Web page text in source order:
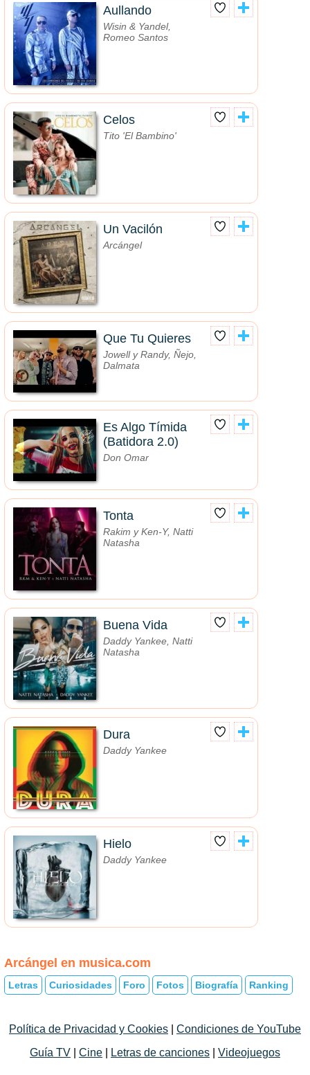
Aullando
Wisin & Yandel,
Romeo Santos
Celos
Tito 'El Bambino'
Un Vacilón
Arcángel
Que Tu Quieres
Jowell y Randy, Ñejo,
Dalmata
Es Algo Tímida
(Batidora 2.0)
Don Omar
Tonta
Rakim y Ken-Y, Natti
Natasha
Buena Vida
Daddy Yankee, Natti
Natasha
Dura
Daddy Yankee
Hielo
Daddy Yankee
Arcángel en musica.com
Letras Curiosidades Foro Fotos Biografía Ranking
Política de Privacidad y Cookies
Condiciones de YouTube
Guía TV
Cine Letras de canciones Videojuegos